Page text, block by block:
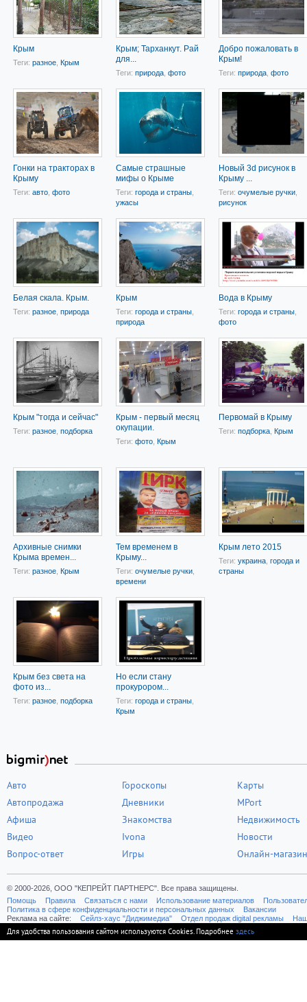
Крым
Теги: разное Крым
Крым; Тарханкут. Рай
для...
Теги: природа фото
Добро пожаловать в
Крым!
Теги: природа фото
Гонки на тракторах в
Крыму
Теги: авто фото
Самые страшные
мифы о Крыме
Теги: города и страны
ужасы
Новый 3d рисунок в
Крыму ...
Теги: очумелые ручки
рисунок
Белая скала. Крым.
Теги: разное природа
Крым
Теги: города и страны
природа
Вода в Крыму
Теги: города и страны
фото
Крым "тогда и сейчас"
Теги: разное подборка
Крым - первый месяц
окупации.
Теги: фото Крым
Первомай в Крыму
Теги: подборка Крым
Архивные снимки
Крыма времен...
Теги: разное Крым
Тем временем в
Крыму...
Теги: очумелые ручки
времени
Крым лето 2015
Теги: украина города и
страны
Крым без света на
фото из...
Теги: разное подборка
Но если стану
прокурором...
Теги: города и страны
Крым
Авто
Автопродажа
Афиша
Видео
Вопрос-ответ
Гороскопы
Дневники
Знакомства
Ivona
Игры
Карты
MPort
Недвижимость
Новости
Онлайн-магазин
© 2000-2026, ООО "КЕПРЕЙТ ПАРТНЕРС". Все права защищены.
Помощь
Правила Связаться с нами Использование материалов
Политика в сфере конфиденциальности и персональных данных
Вакансии
Реклама на сайте:
Cейлз-хаус "Диджимедиа" Отдел продаж digital рекламы
Для удобства пользования сайтом используются Cookies. Подробнее здесь